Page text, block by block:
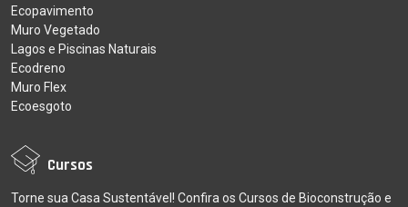
Ecopavimento
Muro Vegetado
Lagos e Piscinas Naturais
Ecodreno
Muro Flex
Ecoesgoto
Cursos
Torne sua Casa Sustentável! Confira os Cursos de Bioconstrução e